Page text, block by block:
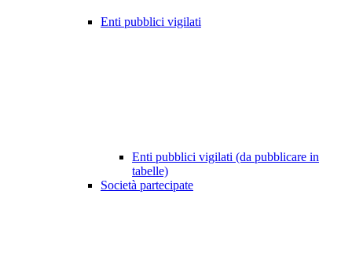
Enti pubblici vigilati
Enti pubblici vigilati (da pubblicare in
tabelle)
Società partecipate